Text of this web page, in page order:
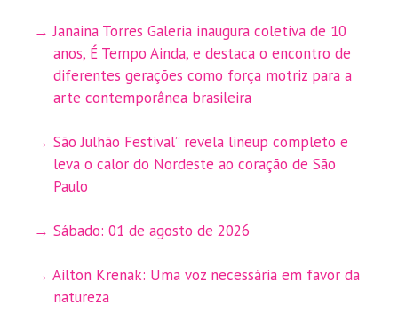
Janaina Torres Galeria inaugura coletiva de 10
anos, É Tempo Ainda, e destaca o encontro de
diferentes gerações como força motriz para a
arte contemporânea brasileira
São Julhão Festival” revela lineup completo e
leva o calor do Nordeste ao coração de São
Paulo
Sábado: 01 de agosto de 2026
Ailton Krenak: Uma voz necessária em favor da
natureza